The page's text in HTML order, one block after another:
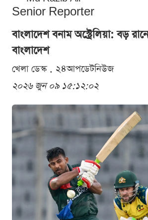
Senior Reporter
বাংলাদেশ বনাম অস্ট্রেলিয়া: বড়
বাংলাদেশ
খেলা ডেস্ক . ২৪আপডেটনিউজ
২০২৬ জুন ০৯ ১৫:১২:০২